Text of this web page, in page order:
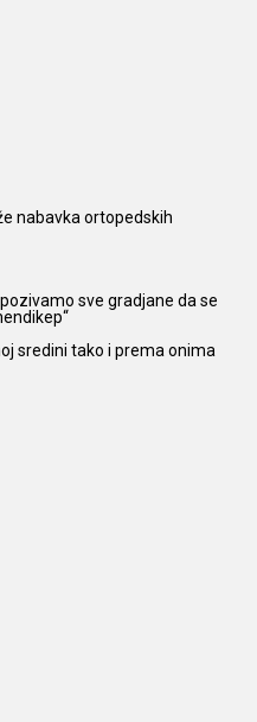
nabavka ortopedskih
sve gradjane da se
sredini tako i prema onima